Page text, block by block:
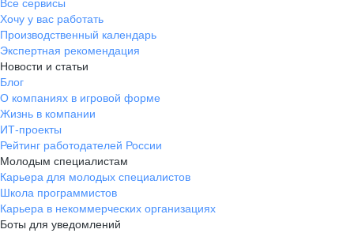
Все сервисы
Хочу у вас работать
Производственный календарь
Экспертная рекомендация
Новости и статьи
Блог
О компаниях в игровой форме
Жизнь в компании
ИТ-проекты
Рейтинг работодателей России
Молодым специалистам
Карьера для молодых специалистов
Школа программистов
Карьера в некоммерческих организациях
Боты для уведомлений